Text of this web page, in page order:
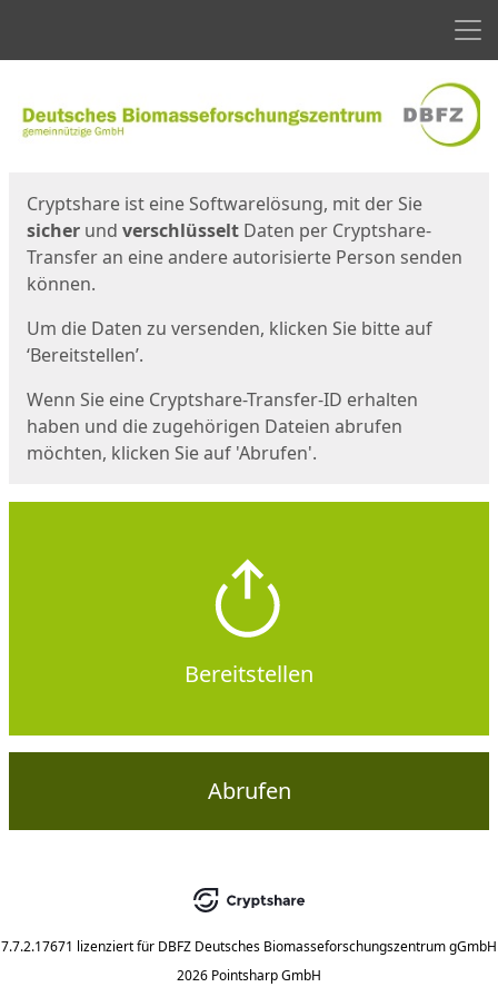
Cryptshare ist eine Softwarelösung, mit der Sie
sicher und verschlüsselt Daten per Cryptshare-
Transfer an eine andere autorisierte Person senden
können.
Um die Daten zu versenden, klicken Sie bitte auf
‘Bereitstellen’.
Wenn Sie eine Cryptshare-Transfer-ID erhalten
haben und die zugehörigen Dateien abrufen
möchten, klicken Sie auf 'Abrufen'.
Bereitstellen
Abrufen
7.7.2.17671 lizenziert für DBFZ Deutsches Biomasseforschungszentrum gGmbH
2026 Pointsharp GmbH